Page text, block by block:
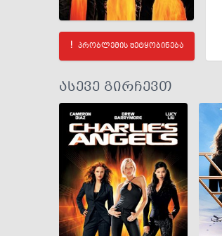
პრობლემის შეტყობინება
ასევე გირჩევთ